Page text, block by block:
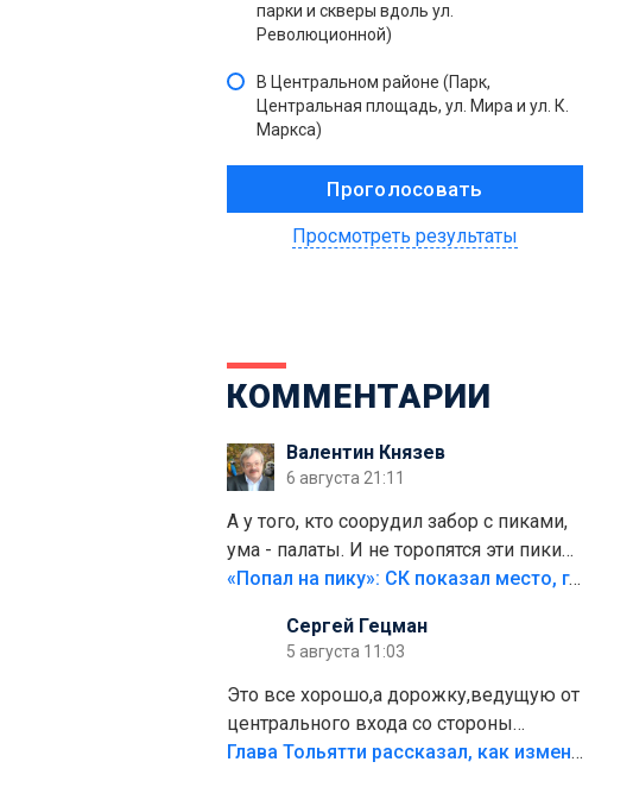
парки и скверы вдоль ул.
Революционной)
В Центральном районе (Парк,
Центральная площадь, ул. Мира и ул. К.
Маркса)
Просмотреть результаты
КОММЕНТАРИИ
Валентин Князев
6 августа 21:11
А у того, кто соорудил забор с пиками,
ума - палаты. И не торопятся эти пики
срезать
«Попал на пику»: СК показал место, где был смертельно травмирован ребенок в Тольятти
Сергей Гецман
5 августа 11:03
Это все хорошо,а дорожку,ведущую от
центрального входа со стороны
кафе"Мираж" к аттракционам слабо
Глава Тольятти рассказал, как изменится парк Центрального района